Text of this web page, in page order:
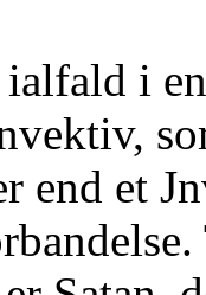
i
end et